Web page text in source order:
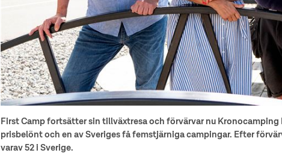
First Camp fortsätter sin tillväxtresa och förvärvar nu
prisbelönt och en av Sveriges få femstjärniga campingar. Efter
varav 52 i Sverige.